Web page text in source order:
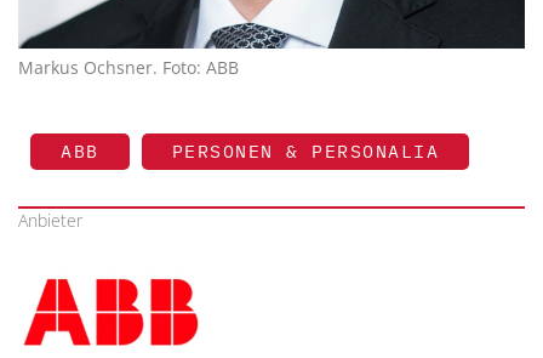
Markus Ochsner. Foto: ABB
ABB PERSONEN & PERSONALIA
Anbieter